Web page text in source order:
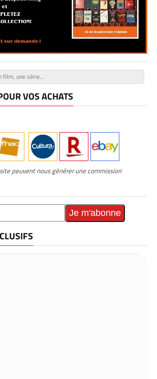
VOS ACHATS
peuvent nous générer une commission